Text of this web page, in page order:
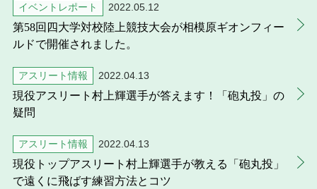
2022.05.12
イベントレポート
第58回四大学対校陸上競技大会が相模原ギオンフィー
ルドで開催されました。
2022.04.13
アスリート情報
現役アスリート村上輝選手が答えます！「砲丸投」の
疑問
2022.04.13
アスリート情報
現役トップアスリート村上輝選手が教える「砲丸投」
で遠くに飛ばす練習方法とコツ